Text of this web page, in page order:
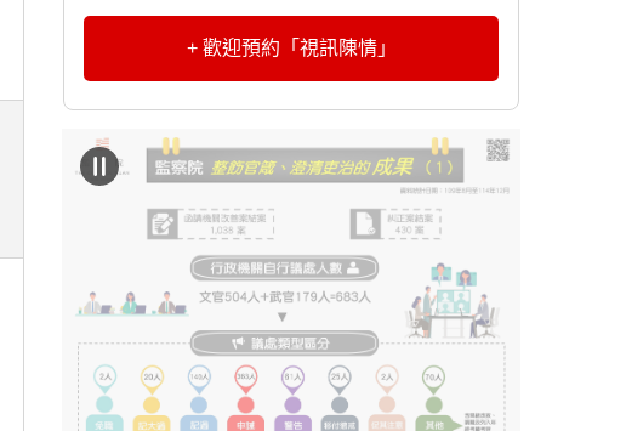
+ 歡迎預約「視訊陳情」